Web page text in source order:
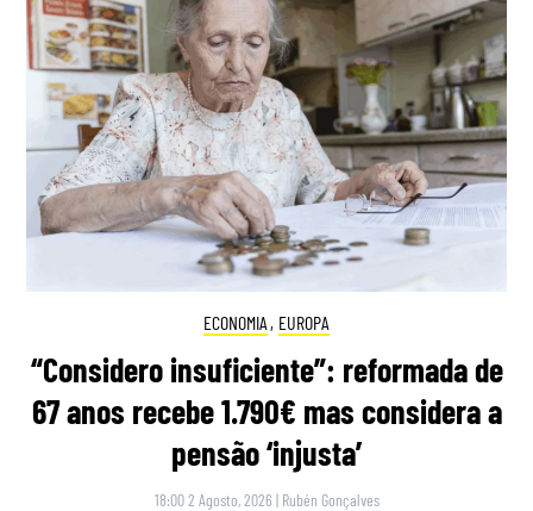
ECONOMIA , EUROPA
“Considero insuficiente”: reformada de
67 anos recebe 1.790€ mas considera a
pensão ‘injusta’
18:00 2 Agosto, 2026 | Rubén Gonçalves